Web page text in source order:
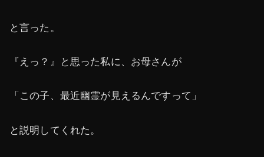
と言った。
『えっ？』と思った私に、お母さんが
「この子、最近幽霊が見えるんですって」
と説明してくれた。